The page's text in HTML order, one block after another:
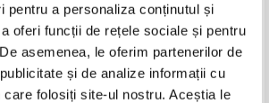
pentru a personaliza conținutul și
oferi funcții de rețele sociale și pentru
asemenea, le oferim partenerilor de
și de analize informații cu
folosiți site-ul nostru. Aceștia le
Lei
The New International
Webster's Pocket Thesaurus of
the English Language
Pret:10,00Lei 7,00 Lei
Adaugă în coș